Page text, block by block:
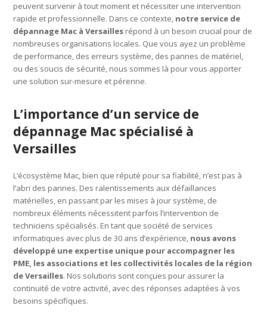
peuvent survenir à tout moment et nécessiter une intervention
rapide et professionnelle. Dans ce contexte, notre service de
dépannage Mac à Versailles répond à un besoin crucial pour de
nombreuses organisations locales. Que vous ayez un problème
de performance, des erreurs système, des pannes de matériel,
ou des soucis de sécurité, nous sommes là pour vous apporter
une solution sur-mesure et pérenne.
L’importance d’un service de
dépannage Mac spécialisé à
Versailles
L’écosystème Mac, bien que réputé pour sa fiabilité, n’est pas à
l’abri des pannes. Des ralentissements aux défaillances
matérielles, en passant par les mises à jour système, de
nombreux éléments nécessitent parfois l’intervention de
techniciens spécialisés. En tant que société de services
informatiques avec plus de 30 ans d’expérience, nous avons
développé une expertise unique pour accompagner les
PME, les associations et les collectivités locales de la région
de Versailles. Nos solutions sont conçues pour assurer la
continuité de votre activité, avec des réponses adaptées à vos
besoins spécifiques.